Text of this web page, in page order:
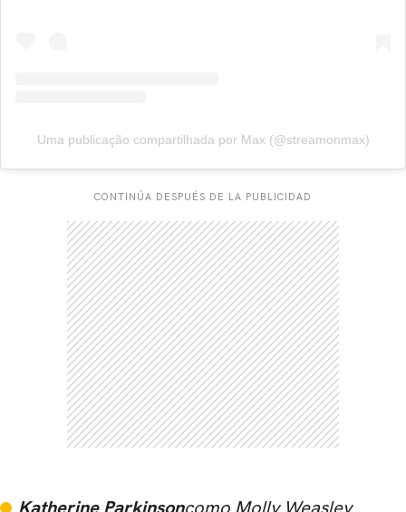
Uma publicação compartilhada por Max (@streamonmax)
CONTINÚA DESPUÉS DE LA PUBLICIDAD